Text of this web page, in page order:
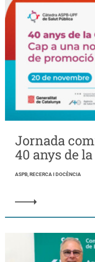
Jornada
40 anys de
ASPB, RECERCA I DOCÈNCIA